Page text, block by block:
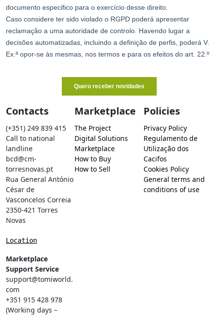
Contacts
(+351) 249 839 415
Call to national
landline
bcd@cm-
torresnovas.pt
Rua General António
César de
Vasconcelos Correia
2350-421 Torres
Novas
Location
Marketplace
Support Service
support@tomiworld.
com
+351 915 428 978
(Working days –
Marketplace
The Project
Digital Solutions
Marketplace
How to Buy
How to Sell
Policies
Privacy Policy
Regulamento de
Utilização dos
Cacifos
Cookies Policy
General terms and
conditions of use